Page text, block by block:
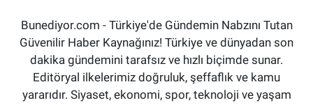
Bunediyor.com - Türkiye'de Gündemin Nabzını Tutan
Güvenilir Haber Kaynağınız! Türkiye ve dünyadan son
dakika gündemini tarafsız ve hızlı biçimde sunar.
Editöryal ilkelerimiz doğruluk, şeffaflık ve kamu
yararıdır. Siyaset, ekonomi, spor, teknoloji ve yaşam